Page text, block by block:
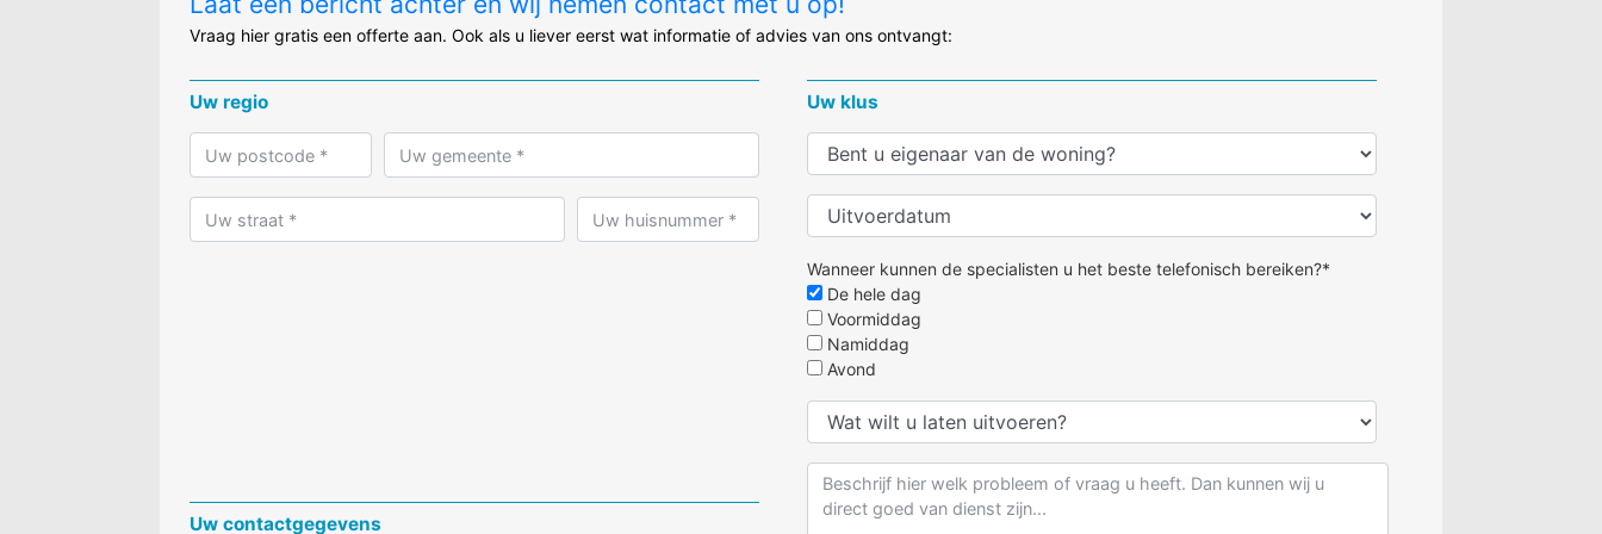
Vraag hier gratis een offerte aan. Ook als u liever eerst wat informatie of advies van ons ontvangt:
Uw regio
Uw contactgegevens
Uw klus
Wanneer kunnen de specialisten u het beste telefonisch bereiken?*
De hele dag
Voormiddag
Namiddag
Avond